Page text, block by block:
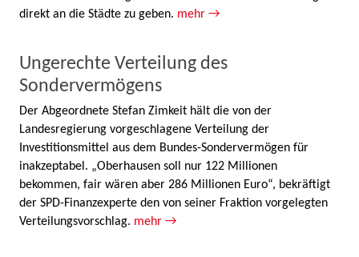
direkt an die Städte zu geben. mehr →
Ungerechte Verteilung des
Sondervermögens
Der Abgeordnete Stefan Zimkeit hält die von der
Landesregierung vorgeschlagene Verteilung der
Investitionsmittel aus dem Bundes-Sondervermögen für
inakzeptabel. „Oberhausen soll nur 122 Millionen
bekommen, fair wären aber 286 Millionen Euro“, bekräftigt
der SPD-Finanzexperte den von seiner Fraktion vorgelegten
Verteilungsvorschlag. mehr →